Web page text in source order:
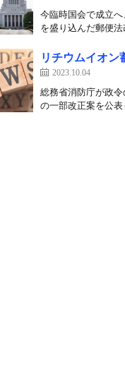
今臨時国会で成立
を盛り込んだ郵便
リチウムイオン
2023.10.04
総務省消防庁が政
の一部改正案を公